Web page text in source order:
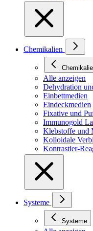
Chemikalien
Alle anzeigen
Dehydration
Einbettmedien
Eindeckmedien
Fixative und
Immunogold
Klebstoffe und
Kolloidale
Kontrastier-
Systeme
Systeme